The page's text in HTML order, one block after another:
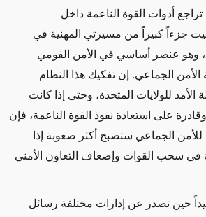
أدوات القوة الناعمة داخل
جزءاً كبيراً من مسيرتي المهنية في
وهو عنصر أساسي في الأمن القومي
الجماعي. إن تفكيك هذا النظام
للولايات المتحدة، وحتى إذا كانت
وقادرة على استعادة نفوذ القوة الناعمة، فإن
للأمن الجماعي ستصبح أكثر صعوبة إذا
في سحب القوات وإضعاف التعاون الأمني
حين تصدر عن إدارات مختلفة رسائل